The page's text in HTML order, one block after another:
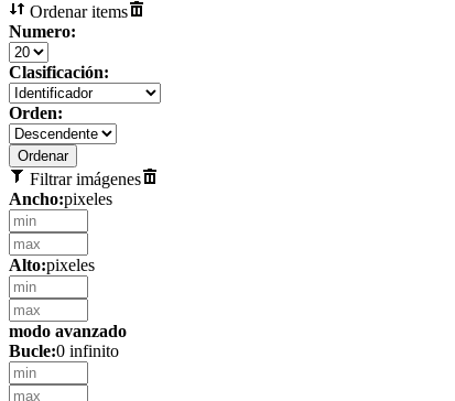
Ordenar items
Numero:
Clasificación:
Orden:
Filtrar imágenes
Ancho:pixeles
Alto:pixeles
modo avanzado
Bucle:0 infinito